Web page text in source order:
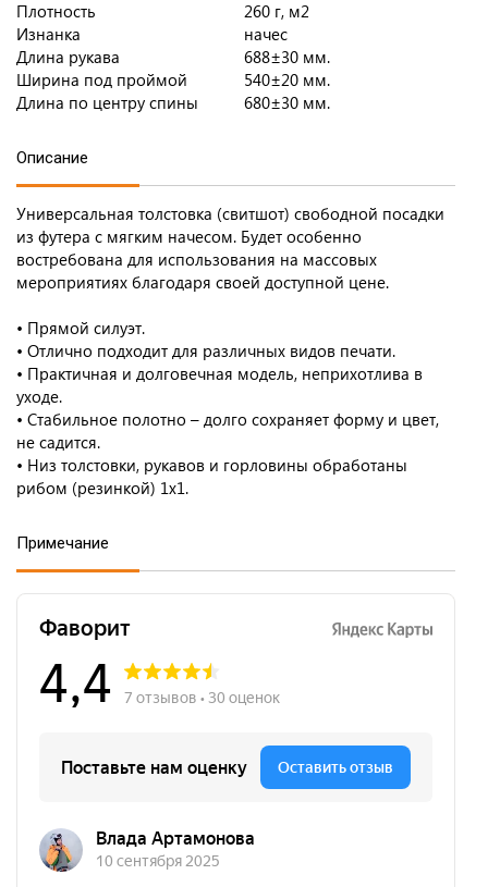
Плотность
260 г, м2
Изнанка
начес
Длина рукава
688±30 мм.
Ширина под проймой
540±20 мм.
Длина по центру спины
680±30 мм.
Описание
Универсальная толстовка (свитшот) свободной посадки
из футера с мягким начесом. Будет особенно
востребована для использования на массовых
мероприятиях благодаря своей доступной цене.
• Прямой силуэт.
• Отлично подходит для различных видов печати.
• Практичная и долговечная модель, неприхотлива в
уходе.
• Стабильное полотно – долго сохраняет форму и цвет,
не садится.
• Низ толстовки, рукавов и горловины обработаны
рибом (резинкой) 1x1.
Примечание